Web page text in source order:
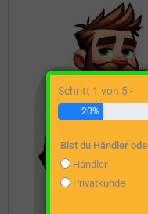
Schritt 1 von 5 -
20%
Bist du Händler
Händler
Privatkunde